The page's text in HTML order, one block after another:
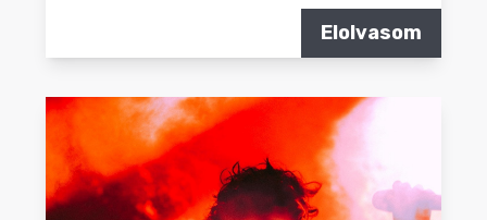
Elolvasom